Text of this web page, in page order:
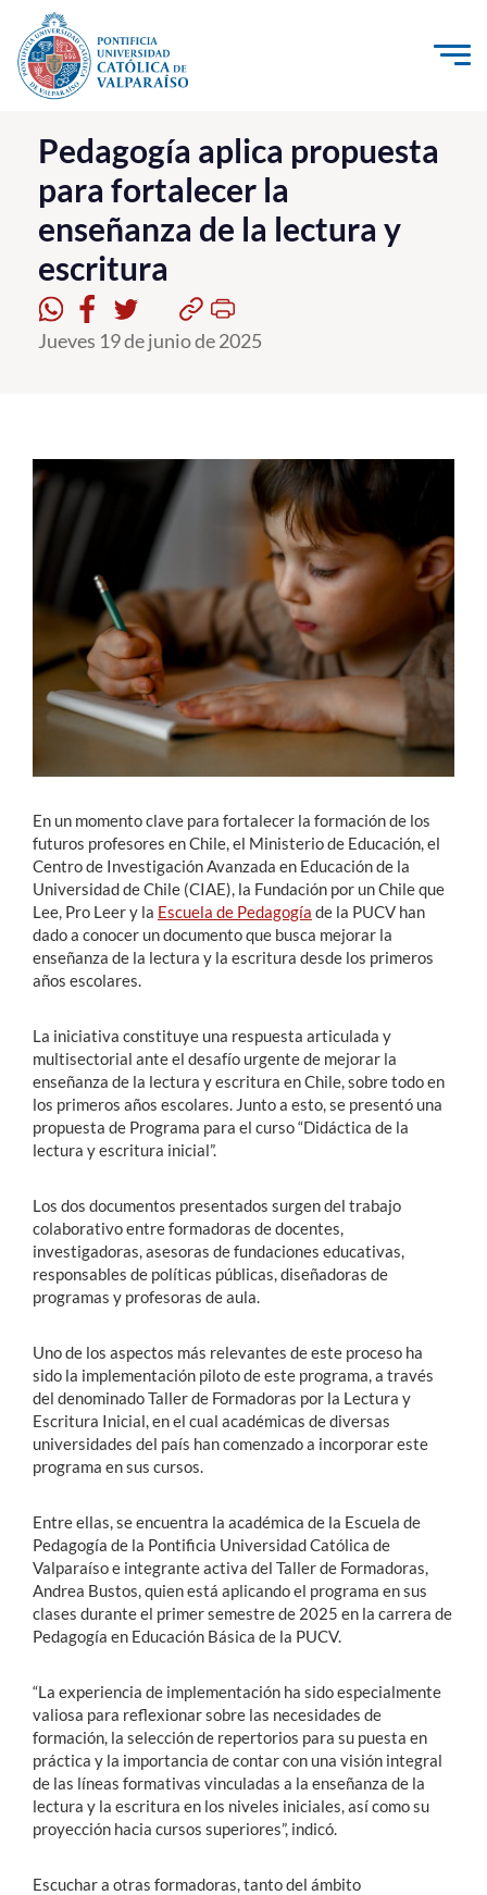
Click acá para ir directamente al contenido
La Universidad
Investigación, Creación e Innovación
PUCV Internacional
Vinculación con el Medio
Admisión
Formación Continua
Estudiantes
Académicos
Funcionarios
Alumni
Pedagogía aplica propuesta
para fortalecer la
enseñanza de la lectura y
escritura
Jueves 19 de junio de 2025
En un momento clave para fortalecer la formación de los
futuros profesores en Chile, el Ministerio de Educación, el
Centro de Investigación Avanzada en Educación de la
Universidad de Chile (CIAE), la Fundación por un Chile que
Lee, Pro Leer y la Escuela de Pedagogía de la PUCV han
dado a conocer un documento que busca mejorar la
enseñanza de la lectura y la escritura desde los primeros
años escolares.
La iniciativa constituye una respuesta articulada y
multisectorial ante el desafío urgente de mejorar la
enseñanza de la lectura y escritura en Chile, sobre todo en
los primeros años escolares. Junto a esto, se presentó una
propuesta de Programa para el curso “Didáctica de la
lectura y escritura inicial”.
Los dos documentos presentados surgen del trabajo
colaborativo entre formadoras de docentes,
investigadoras, asesoras de fundaciones educativas,
responsables de políticas públicas, diseñadoras de
programas y profesoras de aula.
Uno de los aspectos más relevantes de este proceso ha
sido la implementación piloto de este programa, a través
del denominado Taller de Formadoras por la Lectura y
Escritura Inicial, en el cual académicas de diversas
universidades del país han comenzado a incorporar este
programa en sus cursos.
Entre ellas, se encuentra la académica de la Escuela de
Pedagogía de la Pontificia Universidad Católica de
Valparaíso e integrante activa del Taller de Formadoras,
Andrea Bustos, quien está aplicando el programa en sus
clases durante el primer semestre de 2025 en la carrera de
Pedagogía en Educación Básica de la PUCV.
“La experiencia de implementación ha sido especialmente
valiosa para reflexionar sobre las necesidades de
formación, la selección de repertorios para su puesta en
práctica y la importancia de contar con una visión integral
de las líneas formativas vinculadas a la enseñanza de la
lectura y la escritura en los niveles iniciales, así como su
proyección hacia cursos superiores”, indicó.
Escuchar a otras formadoras, tanto del ámbito